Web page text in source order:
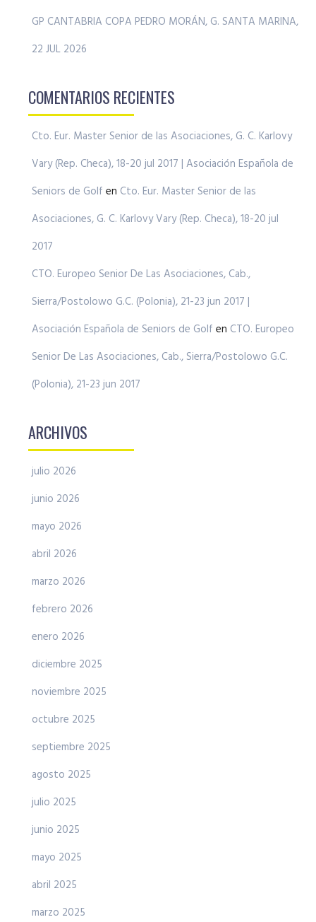
GP CANTABRIA COPA PEDRO MORÁN, G. SANTA MARINA,
22 JUL 2026
COMENTARIOS RECIENTES
Cto. Eur. Master Senior de las Asociaciones, G. C. Karlovy
Vary (Rep. Checa), 18-20 jul 2017 | Asociación Española de
Seniors de Golf en Cto. Eur. Master Senior de las
Asociaciones, G. C. Karlovy Vary (Rep. Checa), 18-20 jul
2017
CTO. Europeo Senior De Las Asociaciones, Cab.,
Sierra/Postolowo G.C. (Polonia), 21-23 jun 2017 |
Asociación Española de Seniors de Golf en CTO. Europeo
Senior De Las Asociaciones, Cab., Sierra/Postolowo G.C.
(Polonia), 21-23 jun 2017
ARCHIVOS
julio 2026
junio 2026
mayo 2026
abril 2026
marzo 2026
febrero 2026
enero 2026
diciembre 2025
noviembre 2025
octubre 2025
septiembre 2025
agosto 2025
julio 2025
junio 2025
mayo 2025
abril 2025
marzo 2025